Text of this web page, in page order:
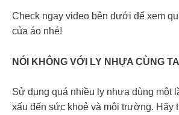
Check ngay video bên dưới để xem
của áo nhé!
NÓI KHÔNG VỚI LY NHỰA CÙNG
Sử dụng quá nhiều ly nhựa dùng một
xấu đến sức khoẻ và môi trường. Hãy